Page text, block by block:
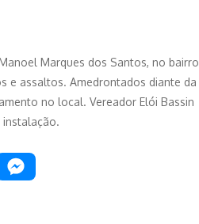
Marques dos Santos, no bairro
e assaltos. Amedrontados diante da
no local. Vereador Elói Bassin